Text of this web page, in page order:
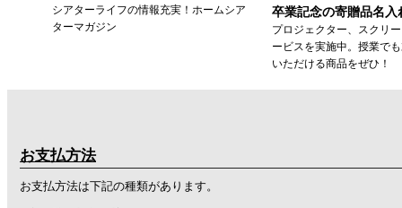
シアターライフの情報充実！ホームシア
ターマガジン
卒業記念の寄贈品名入
プロジェクター、スクリ
ービスを実施中。授業で
いただける商品をぜひ！
お支払方法
お支払方法は下記の種類があります。